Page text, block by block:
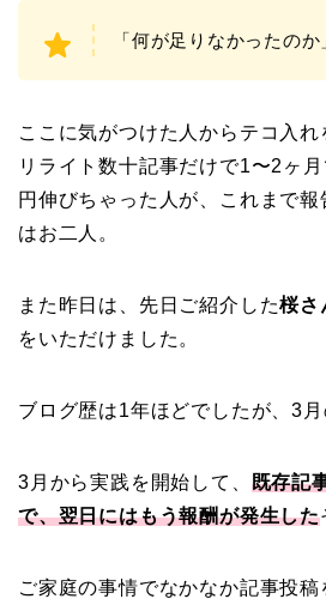
「何が足りなかったのか
ここに気がつけた人からテコ入れ
リライト数十記事だけで1〜2ヶ
円伸びちゃった人が、これまで
はお二人。
また昨日は、先日ご紹介した桜さ
をいただけました。
ブログ歴は1年ほどでしたが、3月
3月から実践を開始して、 既存記
で、翌日にはもう報酬が発生した
ご家庭の事情でなかなか記事投